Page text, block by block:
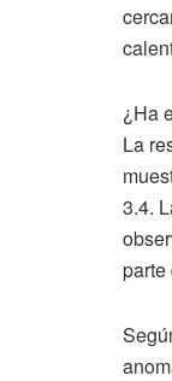
¿Ha
La
3.4.
parte